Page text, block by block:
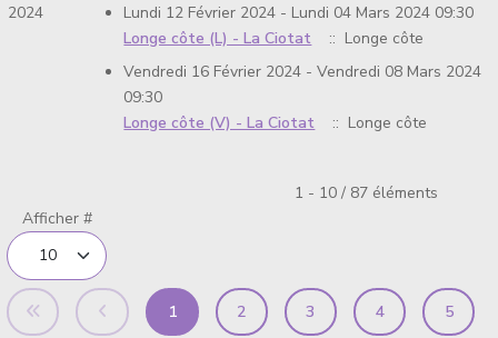
2024
Lundi 12 Février 2024 - Lundi 04 Mars 2024 09:30
Longe côte (L) - La Ciotat
:: Longe côte
Vendredi 16 Février 2024 - Vendredi 08 Mars 2024
09:30
Longe côte (V) - La Ciotat
:: Longe côte
1 - 10 / 87 éléments
Afficher #
1 2 3 4 5